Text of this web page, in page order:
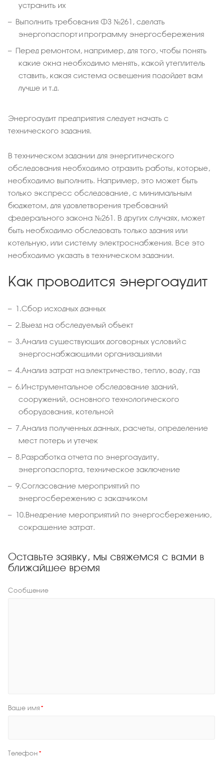
устранить их
Выполнить требования ФЗ №261, сделать
энергопаспорт и программу энергосбережения
Перед ремонтом, например, для того, чтобы понять
какие окна необходимо менять, какой утеплитель
ставить, какая система освещения подойдет вам
лучше и т.д.
Энергоаудит предприятия следует начать с
технического задания.
В техническом задании для энергитического
обследования необходимо отразить работы, которые,
необходимо выполнить. Например, это может быть
только экспресс обследование, с минимальным
бюджетом, для удовлетворения требований
федерального закона №261. В других случаях, может
быть необходимо обследовать только здания или
котельную, или систему электроснабжения. Все это
необходимо указать в техническом задании.
Как проводится энергоаудит
1.Сбор исходных данных
2.Выезд на обследуемый объект
3.Анализ существующих договорных условий с
энергоснабжающими организациями
4.Анализ затрат на электричество, тепло, воду, газ
6.Инструментальное обследование зданий,
сооружений, основного технологического
оборудования, котельной
7.Анализ полученных данных, расчеты, определение
мест потерь и утечек
8.Разработка отчета по энергоаудиту,
энергопаспорта, техническое заключение
9.Согласование мероприятий по
энергосбережению с заказчиком
10.Внедрение мероприятий по энергосбережению,
сокращение затрат.
Оставьте заявку, мы свяжемся с вами в
ближайшее время
Сообщение
Ваше имя*
Телефон *